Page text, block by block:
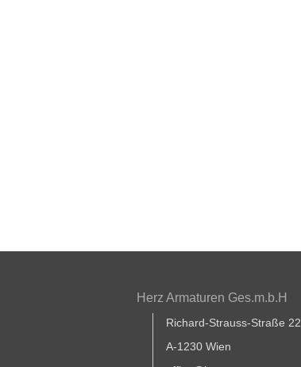
Herz Armaturen Ges.m.b.H
Richard-Strauss-Straße 22
A-1230 Wien